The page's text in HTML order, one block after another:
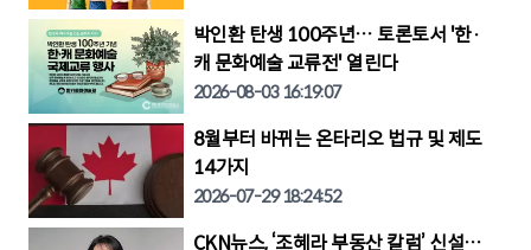
박인환 탄생 100주년… 토론토서 '한·
캐 문화예술 교류전' 열린다
2026-08-03 16:19:07
8월부터 바뀌는 온타리오 법규 및 제도
14가지
2026-07-29 18:24:52
CKN뉴스, ‘조혜라 부동산 칼럼’ 신설…